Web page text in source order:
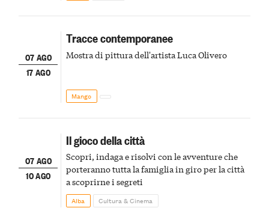
07 AGO
17 AGO
Tracce contemporanee
Mostra di pittura dell'artista Luca Olivero
Mango
07 AGO
10 AGO
Il gioco della città
Scopri, indaga e risolvi con le avventure che
porteranno tutta la famiglia in giro per la città
a scoprirne i segreti
Alba Cultura & Cinema